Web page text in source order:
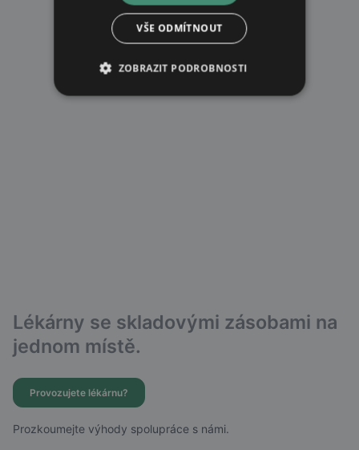
Lékárny se skladovými zásobami na
jednom místě.
Provozujete lékárnu?
Prozkoumejte výhody spolupráce s námi.
VŠE ODMÍTNOUT
ZOBRAZIT PODROBNOSTI